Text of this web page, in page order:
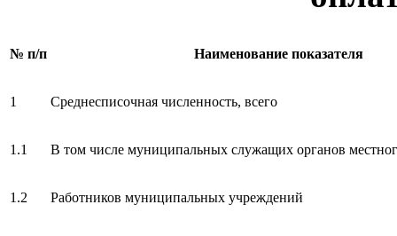
№ п/п Наименование показателя
1 Среднесписочная численность, всего
1.1 В том числе муниципальных служащих органов
1.2 Работников муниципальных учреждений